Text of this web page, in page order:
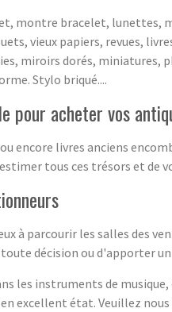
montre bracelet, lunettes,
vieux papiers, revues,
miroirs dorés, miniatures,
Stylo briqué....
pour acheter vos
encore livres anciens
tous ces trésors et de
à parcourir les salles des
décision ou d'apporter
les instruments de
excellent état. Veuillez